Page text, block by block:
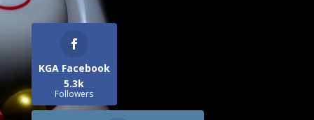
KGA Facebook
5.3k
Followers